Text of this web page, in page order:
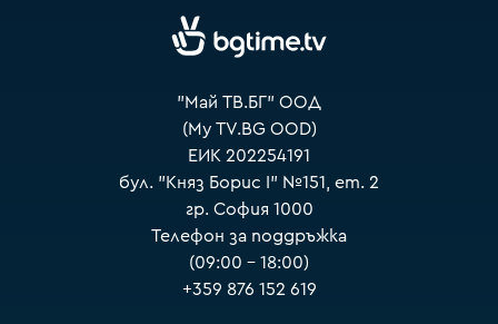
"Май ТВ.БГ" ООД
(My TV.BG OOD)
ЕИК 202254191
бул. "Княз Борис I" №151, ет. 2
гр. София 1000
Телефон за поддръжка
(09:00 – 18:00)
+359 876 152 619